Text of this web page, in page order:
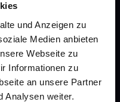
und Anzeigen zu
Medien anbieten
Webseite zu
Informationen zu
an unsere Partner
Analysen weiter.